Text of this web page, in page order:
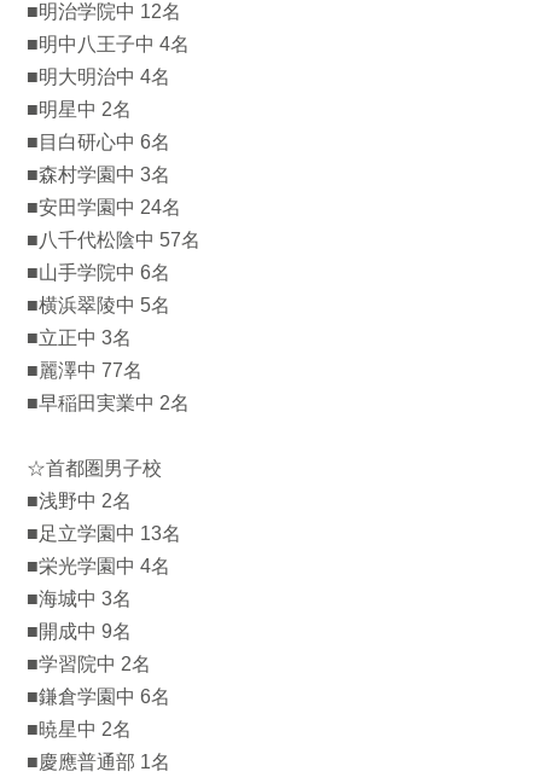
■明治学院中 12名
■明中八王子中 4名
■明大明治中 4名
■明星中 2名
■目白研心中 6名
■森村学園中 3名
■安田学園中 24名
■八千代松陰中 57名
■山手学院中 6名
■横浜翠陵中 5名
■立正中 3名
■麗澤中 77名
■早稲田実業中 2名
☆首都圏男子校
■浅野中 2名
■足立学園中 13名
■栄光学園中 4名
■海城中 3名
■開成中 9名
■学習院中 2名
■鎌倉学園中 6名
■暁星中 2名
■慶應普通部 1名